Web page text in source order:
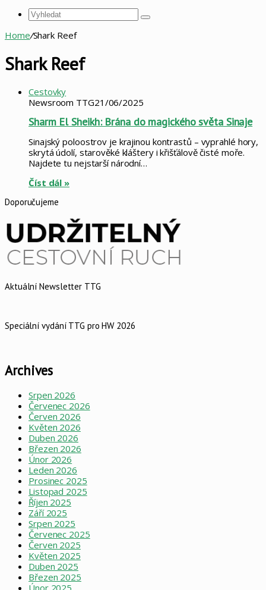
Vyhledat
Home/Shark Reef
Shark Reef
Cestovky
Newsroom TTG21/06/2025
Sharm El Sheikh: Brána do magického světa Sinaje
Sinajský poloostrov je krajinou kontrastů – vyprahlé hory,
skrytá údolí, starověké kláštery i křišťálově čisté moře.
Najdete tu nejstarší národní…
Číst dál »
Doporučujeme
Aktuální Newsletter TTG
Speciální vydání TTG pro HW 2026
Archives
Srpen 2026
Červenec 2026
Červen 2026
Květen 2026
Duben 2026
Březen 2026
Únor 2026
Leden 2026
Prosinec 2025
Listopad 2025
Říjen 2025
Září 2025
Srpen 2025
Červenec 2025
Červen 2025
Květen 2025
Duben 2025
Březen 2025